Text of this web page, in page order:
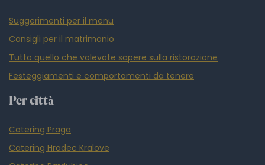
Suggerimenti per il menu
Consigli per il matrimonio
Tutto quello che volevate sapere sulla ristorazione
Festeggiamenti e comportamenti da tenere
Per città
Catering Praga
Catering Hradec Kralove